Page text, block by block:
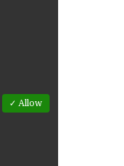
✓ Allow